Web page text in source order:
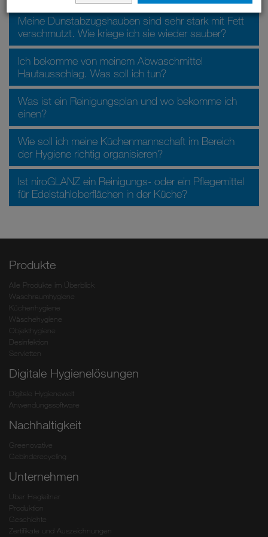
Meine Dunstabzugshauben sind sehr stark mit Fett
verschmutzt. Wie kriege ich sie wieder sauber?
Ich bekomme von meinem Abwaschmittel
Hautausschlag. Was soll ich tun?
Was ist ein Reinigungsplan und wo bekomme ich
einen?
Wie soll ich meine Küchenmannschaft im Bereich
der Hygiene richtig organisieren?
Ist niroGLANZ ein Reinigungs- oder ein Pflegemittel
für Edelstahloberflächen in der Küche?
Produkte
Alle Produkte im Überblick
Waschraumhygiene
Küchenhygiene
Wäschehygiene
Objekthygiene
Desinfektion
Servietten
Digitale Hygienelösungen
Digitale Hygienewelt
Anwendungssoftware
Nachhaltigkeit
Greenovative
Gebinderecycling
Unternehmen
Über Hagleitner
Produktion
Geschichte
Zertifikate und Auszeichnungen